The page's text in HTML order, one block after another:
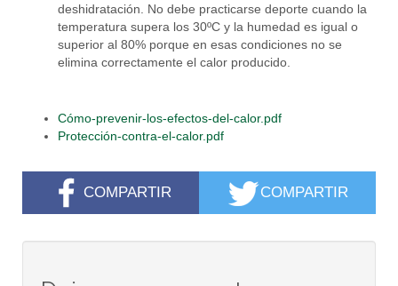
deshidratación. No debe practicarse deporte cuando la
temperatura supera los 30ºC y la humedad es igual o
superior al 80% porque en esas condiciones no se
elimina correctamente el calor producido.
Cómo-prevenir-los-efectos-del-calor.pdf
Protección-contra-el-calor.pdf
COMPARTIR COMPARTIR